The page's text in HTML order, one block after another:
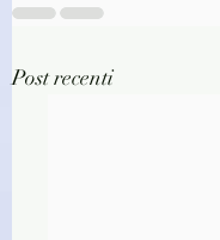
Post recenti